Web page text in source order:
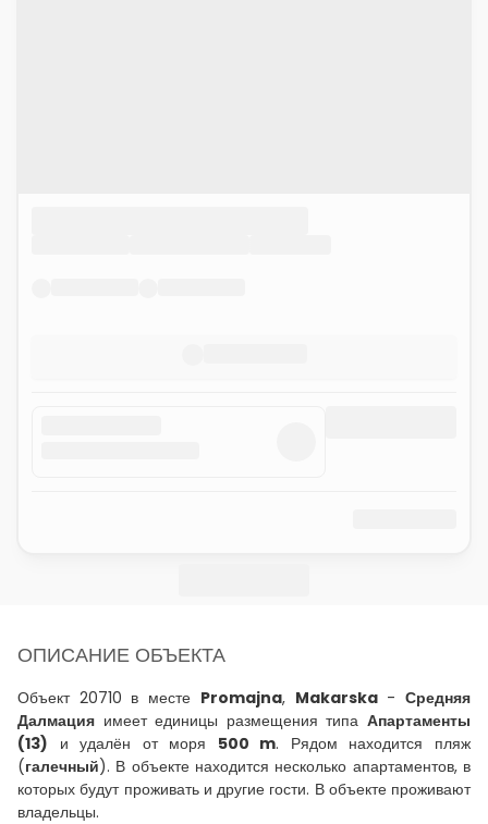
ОПИСАНИЕ ОБЪЕКТА
Объект 20710 в месте Promajna, Makarska-Средняя
Далмация имеет единицы размещения типа Апартаменты
(13) и удалён от моря 500 m. Рядом находится пляж
(галечный). В объекте находится несколько апартаментов, в
которых будут проживать и другие гости. В объекте проживают
владельцы.